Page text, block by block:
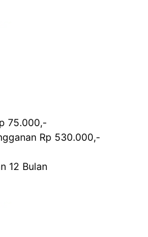
75.000,-
Rp 530.000,-
12 Bulan